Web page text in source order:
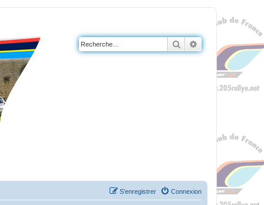
Rechercher
Recherche
Connexion
S’enregistrer